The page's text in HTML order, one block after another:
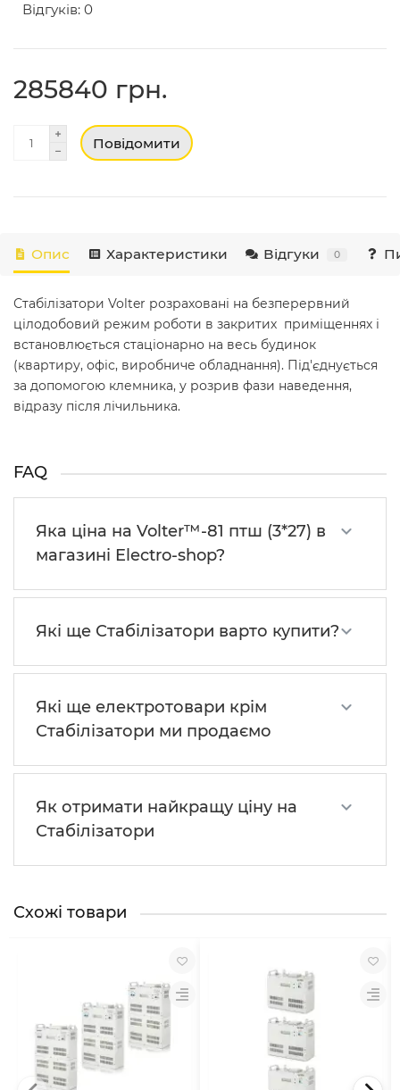
Відгуків: 0
285840 грн.
Повідомити
Опис Характеристики Відгуки 0
Стабілізатори Volter розраховані на безперервний
цілодобовий режим роботи в закритих приміщеннях і
встановлюється стаціонарно на весь будинок
(квартиру, офіс, виробниче обладнання). Під'єднується
за допомогою клемника, у розрив фази наведення,
відразу після лічильника.
FAQ
Яка ціна на Volter™-81 птш (3*27) в
магазині Electro-shop?
Які ще Стабілізатори варто купити?
Які ще електротовари крім
Стабілізатори ми продаємо
Як отримати найкращу ціну на
Стабілізатори
Схожі товари